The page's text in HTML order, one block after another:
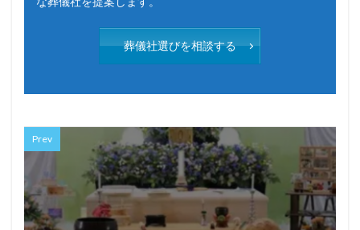
葬儀社選びを相談する
Prev